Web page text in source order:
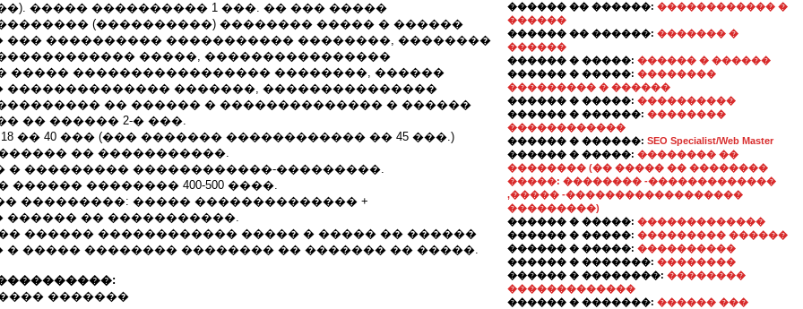
����� ���������� 1 ���. �� ��� �����
(����������) �������� ����� � ������
��� ���������� ����������� ��������, ��������
�����, ����������������
����� ����������������� ��������, ������
�������������� �������, ���������������
�� ������ � �������������� � ������
�� ������ 2-� ���.
�� 40 ��� (��� ������� ������������ �� 45 ���.)
�� �����������.
� ��������� ������������-���������.
������ �������� 400-500 ����.
���������: ����� �������������� +
������ �� �����������.
������ ������������ ����� � ����� �� ������
����� �������� �������� �� ������� �� �����.
�������
������ �� ������: ������������ �
������
������ �� ������: ������� �
������
������ � �����: ������ � ������
������ � �����: ��������
��������� � ������
������ � �����: ����������
������ � ������: ��������
������������
������ � ������: SEO Specialist/Web Master
������ � �����: �������� ��
�������� (�� ����� �� ��������
�����: �������� -�������������
,����� -������������������
���������)
������ � �����: �������������
������ � �����: ��������� ������
������ � �����: ����������
������ � �������: ��������
������ � ��������: ��������
�������������
������ � �������: ������ ���